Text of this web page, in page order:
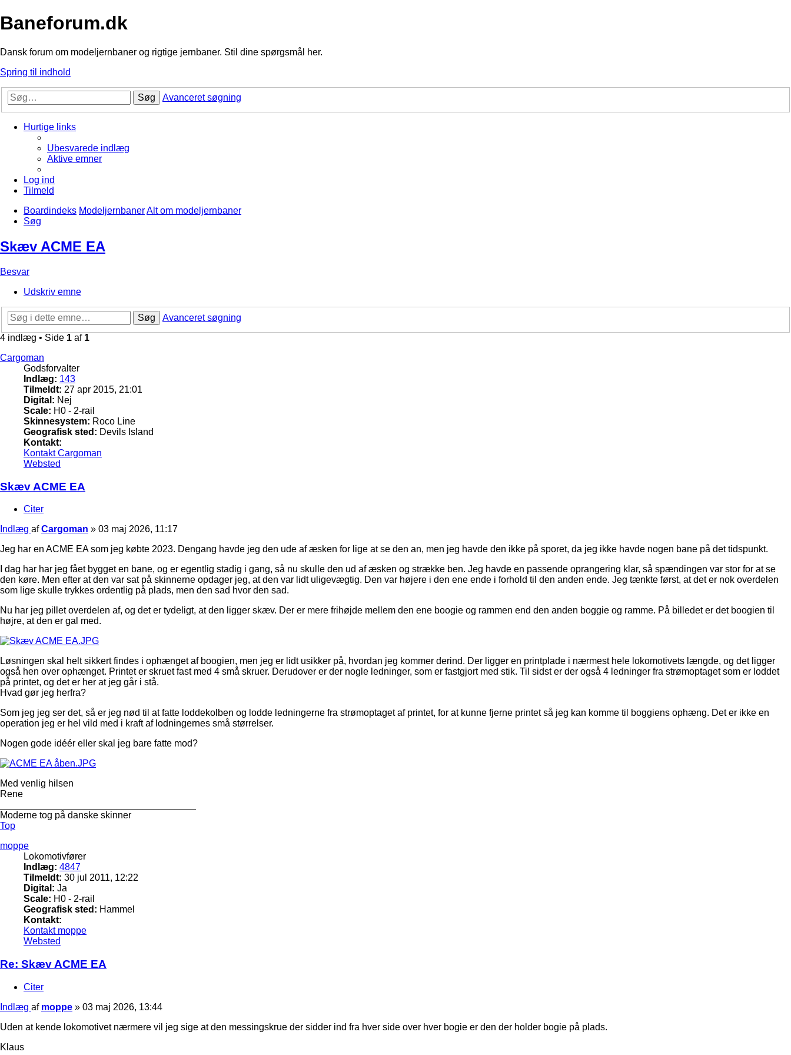
Baneforum.dk
Dansk forum om modeljernbaner og rigtige jernbaner. Stil dine spørgsmål her.
Spring til indhold
Søg Avanceret søgning
Hurtige links
Ubesvarede indlæg
Aktive emner
Log ind
Tilmeld
Boardindeks ModeljernbanerAlt om modeljernbaner
Søg
Skæv ACME EA
Besvar
Udskriv emne
Søg
Avanceret søgning
4 indlæg • Side 1 af 1
Cargoman
Godsforvalter
Indlæg: 143
Tilmeldt: 27 apr 2015, 21:01
Digital: Nej
Scale: H0 - 2-rail
Skinnesystem: Roco Line
Geografisk sted: Devils Island
Kontakt:
Kontakt Cargoman
Websted
Skæv ACME EA
Citer
Indlæg afCargoman » 03 maj 2026, 11:17
Jeg har en ACME EA som jeg købte 2023. Dengang havde jeg den ude af æsken for lige at se den an, men jeg havde den ikke på sporet, da jeg ikke havde nogen bane på det tidspunkt.
I dag har har jeg fået bygget en bane, og er egentlig stadig i gang, så nu skulle den ud af æsken og strække ben. Jeg havde en passende oprangering klar, så spændingen var stor for at se
den køre. Men efter at den var sat på skinnerne opdager jeg, at den var lidt uligevægtig. Den var højere i den ene ende i forhold til den anden ende. Jeg tænkte først, at det er nok overdelen
som lige skulle trykkes ordentlig på plads, men den sad hvor den sad.
Nu har jeg pillet overdelen af, og det er tydeligt, at den ligger skæv. Der er mere frihøjde mellem den ene boogie og rammen end den anden boggie og ramme. På billedet er det boogien til
højre, at den er gal med.
Løsningen skal helt sikkert findes i ophænget af boogien, men jeg er lidt usikker på, hvordan jeg kommer derind. Der ligger en printplade i nærmest hele lokomotivets længde, og det ligger
også hen over ophænget. Printet er skruet fast med 4 små skruer. Derudover er der nogle ledninger, som er fastgjort med stik. Til sidst er der også 4 ledninger fra strømoptaget som er loddet
på printet, og det er her at jeg går i stå.
Hvad gør jeg herfra?
Som jeg jeg ser det, så er jeg nød til at fatte loddekolben og lodde ledningerne fra strømoptaget af printet, for at kunne fjerne printet så jeg kan komme til boggiens ophæng. Det er ikke en
operation jeg er hel vild med i kraft af lodningernes små størrelser.
Nogen gode idéér eller skal jeg bare fatte mod?
Med venlig hilsen
Rene
Moderne tog på danske skinner
Top
moppe
Lokomotivfører
Indlæg: 4847
Tilmeldt: 30 jul 2011, 12:22
Digital: Ja
Scale: H0 - 2-rail
Geografisk sted: Hammel
Kontakt:
Kontakt moppe
Websted
Re: Skæv ACME EA
Citer
Indlæg af moppe » 03 maj 2026, 13:44
Uden at kende lokomotivet nærmere vil jeg sige at den messingskrue der sidder ind fra hver side over hver bogie er den der holder bogie på plads.
Klaus